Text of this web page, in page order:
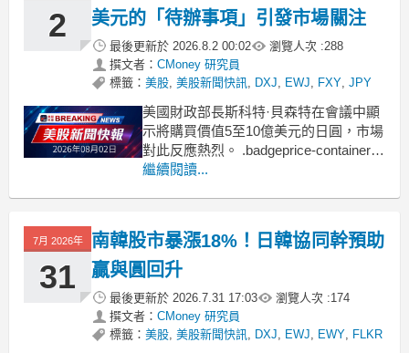
2
美元的「待辦事項」引發市場關注
最後更新於 2026.8.2 00:02 瀏覽人次 :288
撰文者： CMoney 研究員
標籤： 美股, 美股新聞快訊, DXJ, EWJ, FXY, JPY
美國財政部長斯科特·貝森特在會議中顯
示將購買價值5至10億美元的日圓，市場
對此反應熱烈。 .badgeprice-container {
display: flex !important;
flex-w
繼續閱讀...
7月 2026年
31
南韓股市暴漲18%！日韓協同幹預助
贏與圓回升
最後更新於 2026.7.31 17:03 瀏覽人次 :174
撰文者： CMoney 研究員
標籤： 美股, 美股新聞快訊, DXJ, EWJ, EWY, FLKR